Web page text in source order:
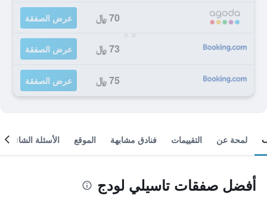
70 ﷼ عرض الصفقة
73 ﷼ عرض الصفقة
75 ﷼ عرض الصفقة
لمحة عن التقييمات فنادق مشابهة الموقع الأسئلة الشائعة
أفضل صفقات تاسيلي لودج